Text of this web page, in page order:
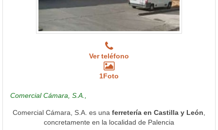
Ver teléfono
1Foto
Comercial Cámara, S.A.,
Comercial Cámara, S.A. es una ferretería en Castilla y León
concretamente en la localidad de Palencia